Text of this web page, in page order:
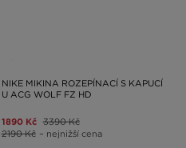
NIKE MIKINA ROZEPÍNACÍ S KAPUCÍ
U ACG WOLF FZ HD
1890 Kč 3390 Kč
2190 Kč – nejnižší cena